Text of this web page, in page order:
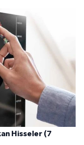
Hisseler (7